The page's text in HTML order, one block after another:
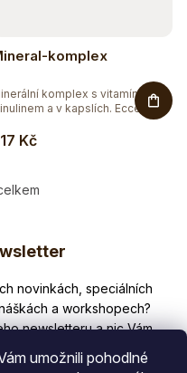
umožnili pohodlné
komplex
Kč
komplex s vitamínem C
a v kapslích. Ecce...
či slevy!